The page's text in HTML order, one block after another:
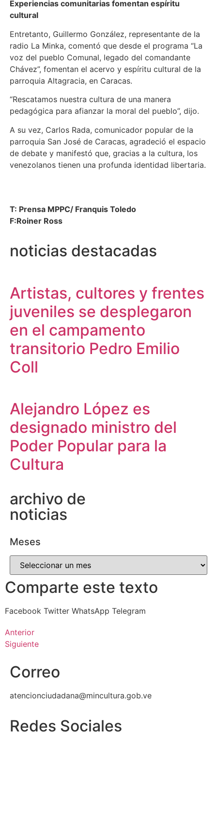
Experiencias comunitarias fomentan espíritu
cultural
Entretanto, Guillermo González, representante de la
radio La Minka, comentó que desde el programa “La
voz del pueblo Comunal, legado del comandante
Chávez”, fomentan el acervo y espíritu cultural de la
parroquia Altagracia, en Caracas.
“Rescatamos nuestra cultura de una manera
pedagógica para afianzar la moral del pueblo”, dijo.
A su vez, Carlos Rada, comunicador popular de la
parroquia San José de Caracas, agradeció el espacio
de debate y manifestó que, gracias a la cultura, los
venezolanos tienen una profunda identidad libertaria.
T: Prensa MPPC/ Franquis Toledo
F:Roiner Ross
noticias destacadas
Artistas, cultores y frentes
juveniles se desplegaron
en el campamento
transitorio Pedro Emilio
Coll
Alejandro López es
designado ministro del
Poder Popular para la
Cultura
archivo de
noticias
Meses
Comparte este texto
Facebook Twitter WhatsApp Telegram
Anterior
Siguiente
Correo
atencionciudadana@mincultura.gob.ve
Redes Sociales